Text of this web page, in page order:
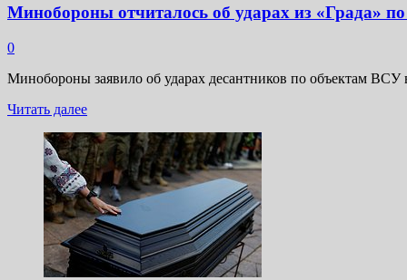
заставлять
русский
Минобороны отчиталось об ударах из «Града»
0
Минобороны заявило об ударах десантников по объектам
Читать далееПрочитать
о
Минобороны
отчиталось
об
ударах
из
«Града»
по
объектам